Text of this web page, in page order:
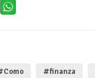
#finanza